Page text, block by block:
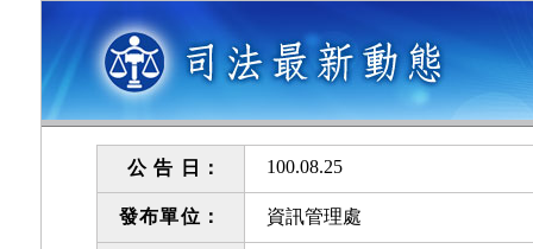
公 告 日： 100.08.25
發布單位： 資訊管理處